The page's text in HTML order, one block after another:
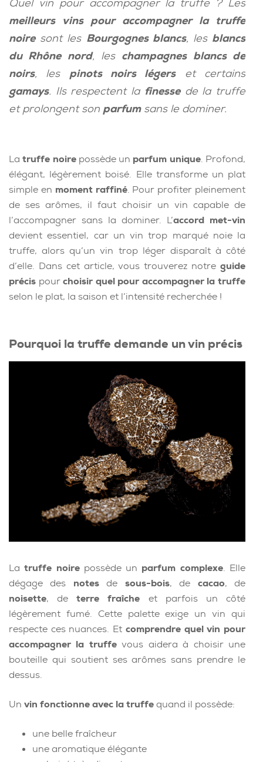
meilleurs vins pour accompagner la truffe
noiresont les Bourgognes blancs, les blancs
du Rhône nord, les champagnes blancs de
noirs, les pinots noirs légerset certains
gamays. Ils respectent la finessede la truffe
et prolongent son parfumsans le dominer.
Latruffe noirepossède un parfum unique. Profond,
élégant, légèrement boisé. Elle transforme un plat
simple en moment raffiné. Pour profiter pleinement
de ses arômes, il faut choisir un vin capable de
l’accompagner sans la dominer. L’accord met-vin
devient essentiel, car un vin trop marqué noie la
truffe, alors qu’un vin trop léger disparaît à côté
d’elle. Dans cet article, vous trouverez notre guide
précis pourchoisir quel pour accompagner la truffe
selon le plat, la saison et l’intensité recherchée !
Pourquoi la truffe demande un vin précis
Latruffe noirepossède un parfum complexe. Elle
dégage des notesde sous-bois, de cacao, de
noisette, deterre fraîche et parfois un côté
légèrement fumé. Cette palette exige un vin qui
respecte ces nuances. Et comprendre quel vin pour
accompagner la truffevous aidera à choisir une
bouteille qui soutient ses arômes sans prendre le
dessus.
Un vin fonctionne avec la truffequand il possède:
une belle fraîcheur
une aromatique élégante